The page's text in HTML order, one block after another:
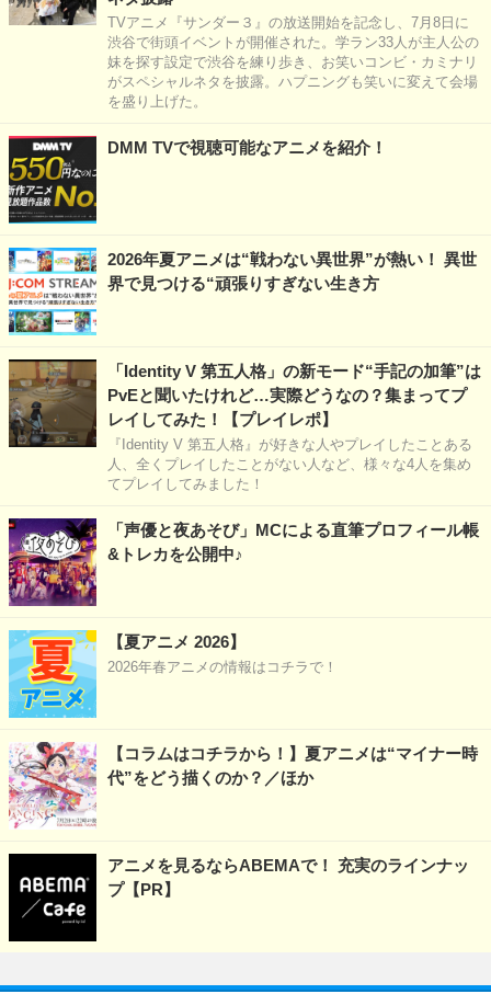
TVアニメ『サンダー３』の放送開始を記念し、7月8日に
渋谷で街頭イベントが開催された。学ラン33人が主人公の
妹を探す設定で渋谷を練り歩き、お笑いコンビ・カミナリ
がスペシャルネタを披露。ハプニングも笑いに変えて会場
を盛り上げた。
DMM TVで視聴可能なアニメを紹介！
2026年夏アニメは“戦わない異世界”が熱い！ 異世
界で見つける“頑張りすぎない生き方
「Identity V 第五人格」の新モード“手記の加筆”は
PvEと聞いたけれど…実際どうなの？集まってプ
レイしてみた！【プレイレポ】
『Identity V 第五人格』が好きな人やプレイしたことある
人、全くプレイしたことがない人など、様々な4人を集め
てプレイしてみました！
「声優と夜あそび」MCによる直筆プロフィール帳
&トレカを公開中♪
【夏アニメ 2026】
2026年春アニメの情報はコチラで！
【コラムはコチラから！】夏アニメは“マイナー時
代”をどう描くのか？／ほか
アニメを見るならABEMAで！ 充実のラインナッ
プ【PR】